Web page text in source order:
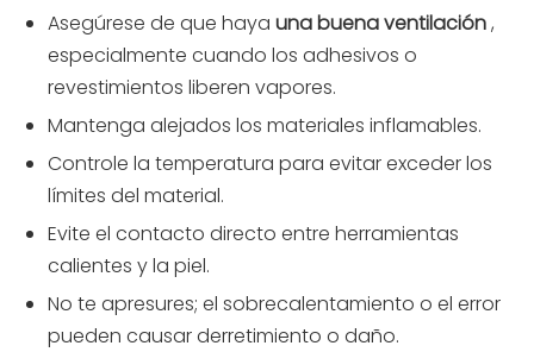
Asegúrese de que haya una buena ventilación,
especialmente cuando los adhesivos o
revestimientos liberen vapores.
Mantenga alejados los materiales inflamables.
Controle la temperatura para evitar exceder los
límites del material.
Evite el contacto directo entre herramientas
calientes y la piel.
No te apresures; el sobrecalentamiento o el error
pueden causar derretimiento o daño.